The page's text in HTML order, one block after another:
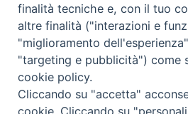
TV 2000
finalità tecniche e, con il tuo
altre finalità ("interazioni e
"miglioramento
"targeting e pubblicità") come
cookie policy.
Cliccando su "accetta"